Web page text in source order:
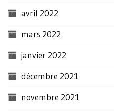
avril 2022
mars 2022
janvier 2022
décembre 2021
novembre 2021